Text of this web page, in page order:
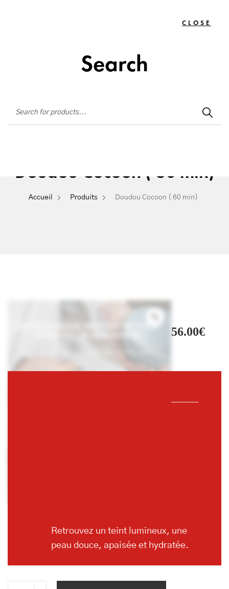
Search
CLOSE
Doudou Cocoon ( 60 min)
Accueil Produits Doudou Cocoon ( 60 min)
56.00€
Retrouvez un teint lumineux, une
peau douce, apaisée et hydratée.